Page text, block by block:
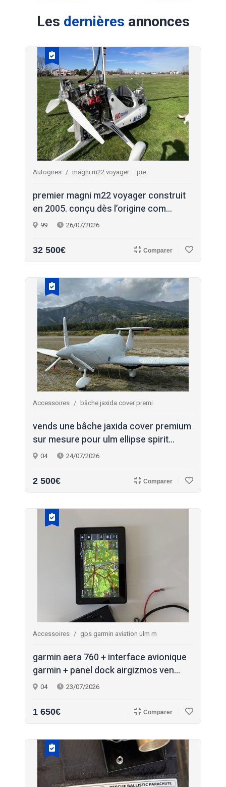
Les dernières annonces
Autogires magni m22 voyager – pre
premier magni m22 voyager construit
en 2005. conçu dès l’origine com...
99 26/07/2026
32 500€ Comparer
Accessoires bâche jaxida cover premi
vends une bâche jaxida cover premium
sur mesure pour ulm ellipse spirit...
04 24/07/2026
2 500€ Comparer
Accessoires gps garmin aviation ulm m
garmin aera 760 + interface avionique
garmin + panel dock airgizmos ven...
04 23/07/2026
1 650€ Comparer